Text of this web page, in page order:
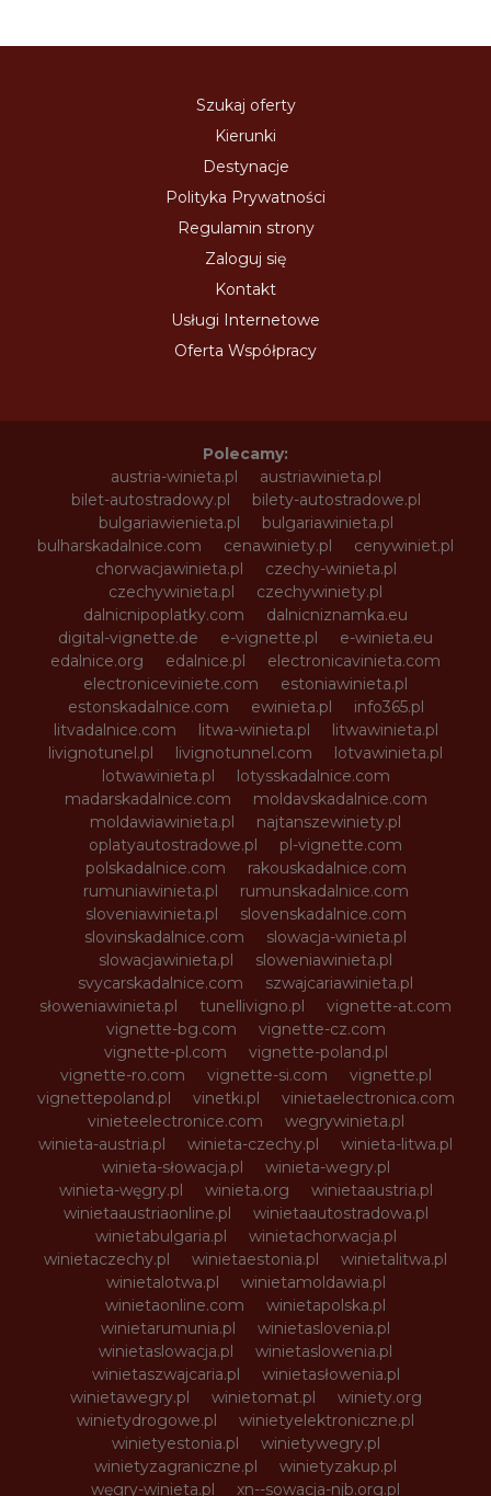
Szukaj oferty
Kierunki
Destynacje
Polityka Prywatności
Regulamin strony
Zaloguj się
Kontakt
Usługi Internetowe
Oferta Współpracy
Polecamy:
austria-winieta.pl
austriawinieta.pl
bilet-autostradowy.pl
bilety-autostradowe.pl
bulgariawienieta.pl
bulgariawinieta.pl
bulharskadalnice.com
cenawiniety.pl
cenywiniet.pl
chorwacjawinieta.pl
czechy-winieta.pl
czechywinieta.pl
czechywiniety.pl
dalnicnipoplatky.com
dalnicniznamka.eu
digital-vignette.de
e-vignette.pl
e-winieta.eu
edalnice.org
edalnice.pl
electronicavinieta.com
electroniceviniete.com
estoniawinieta.pl
estonskadalnice.com
ewinieta.pl
info365.pl
litvadalnice.com
litwa-winieta.pl
litwawinieta.pl
livignotunel.pl
livignotunnel.com
lotvawinieta.pl
lotwawinieta.pl
lotysskadalnice.com
madarskadalnice.com
moldavskadalnice.com
moldawiawinieta.pl
najtanszewiniety.pl
oplatyautostradowe.pl
pl-vignette.com
polskadalnice.com
rakouskadalnice.com
rumuniawinieta.pl
rumunskadalnice.com
sloveniawinieta.pl
slovenskadalnice.com
slovinskadalnice.com
slowacja-winieta.pl
slowacjawinieta.pl
sloweniawinieta.pl
svycarskadalnice.com
szwajcariawinieta.pl
słoweniawinieta.pl
tunellivigno.pl
vignette-at.com
vignette-bg.com
vignette-cz.com
vignette-pl.com
vignette-poland.pl
vignette-ro.com
vignette-si.com
vignette.pl
vignettepoland.pl
vinetki.pl
vinietaelectronica.com
vinieteelectronice.com
wegrywinieta.pl
winieta-austria.pl
winieta-czechy.pl
winieta-litwa.pl
winieta-słowacja.pl
winieta-wegry.pl
winieta-węgry.pl
winieta.org
winietaaustria.pl
winietaaustriaonline.pl
winietaautostradowa.pl
winietabulgaria.pl
winietachorwacja.pl
winietaczechy.pl
winietaestonia.pl
winietalitwa.pl
winietalotwa.pl
winietamoldawia.pl
winietaonline.com
winietapolska.pl
winietarumunia.pl
winietaslovenia.pl
winietaslowacja.pl
winietaslowenia.pl
winietaszwajcaria.pl
winietasłowenia.pl
winietawegry.pl
winietomat.pl
winiety.org
winietydrogowe.pl
winietyelektroniczne.pl
winietyestonia.pl
winietywegry.pl
winietyzagraniczne.pl
winietyzakup.pl
węgry-winieta.pl
xn--sowacja-njb.org.pl